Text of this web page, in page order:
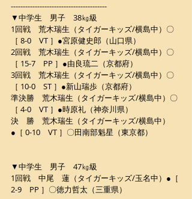
----------------------------------------
▼中学生　男子　38㎏級
1回戦　荒木瑞生（タイガーキッズ/横島中）〇
［ 8-0　VT ］●宮原健史郎（山口県）
2回戦　荒木瑞生（タイガーキッズ/横島中）〇
［ 15-7　PP ］●由良琉二（京都府）
3回戦　荒木瑞生（タイガーキッズ/横島中）〇
［ 10-0　ST ］●新山瑞歩（京都府）
準決勝　荒木瑞生（タイガーキッズ/横島中）〇
［ 4-0　VT ］●時原礼（神奈川県）
決　勝　荒木瑞生（タイガーキッズ/横島中）
●［ 0-10　VT ］〇田南部魁星（東京都）
▼中学生　男子　47㎏級
1回戦　中尾　蓮（タイガーキッズ/玉名中）●［
2-9　PP ］〇徳力哲太（三重県）